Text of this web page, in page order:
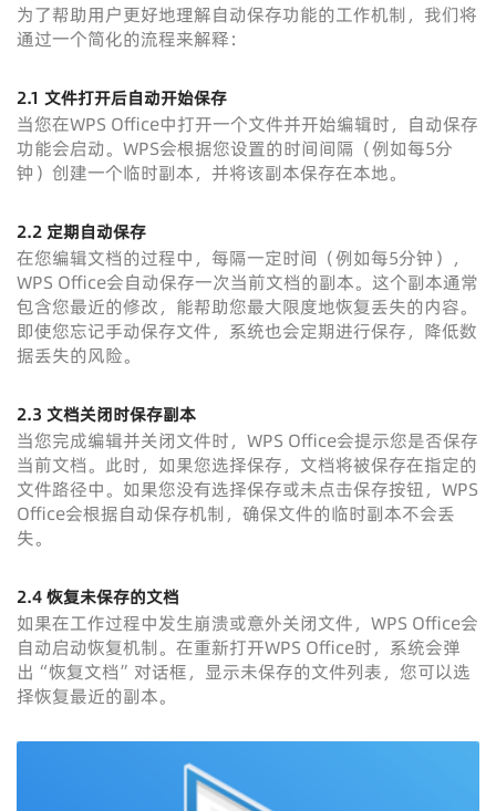
为了帮助用户更好地理解自动保存功能的工作机制，我们将
通过一个简化的流程来解释：
2.1 文件打开后自动开始保存
当您在WPS Office中打开一个文件并开始编辑时，自动保存
功能会启动。WPS会根据您设置的时间间隔（例如每5分
钟）创建一个临时副本，并将该副本保存在本地。
2.2 定期自动保存
在您编辑文档的过程中，每隔一定时间（例如每5分钟），
WPS Office会自动保存一次当前文档的副本。这个副本通常
包含您最近的修改，能帮助您最大限度地恢复丢失的内容。
即使您忘记手动保存文件，系统也会定期进行保存，降低数
据丢失的风险。
2.3 文档关闭时保存副本
当您完成编辑并关闭文件时，WPS Office会提示您是否保存
当前文档。此时，如果您选择保存，文档将被保存在指定的
文件路径中。如果您没有选择保存或未点击保存按钮，WPS
Office会根据自动保存机制，确保文件的临时副本不会丢
失。
2.4 恢复未保存的文档
如果在工作过程中发生崩溃或意外关闭文件，WPS Office会
自动启动恢复机制。在重新打开WPS Office时，系统会弹
出“恢复文档”对话框，显示未保存的文件列表，您可以选
择恢复最近的副本。